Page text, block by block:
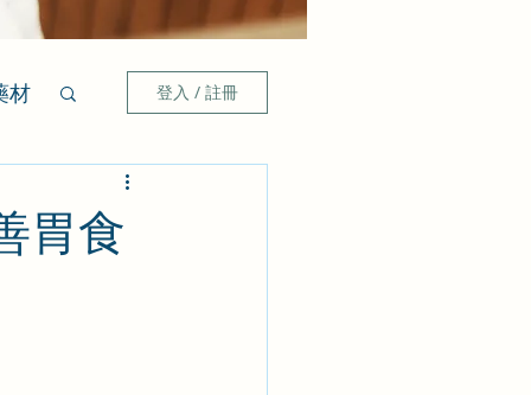
材 登入 / 註冊
胃食